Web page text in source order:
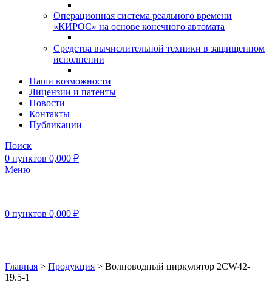
Операционная система реального времени
«КИРОС» на основе конечного автомата
Средства вычислительной техники в защищенном
исполнении
Наши возможности
Лицензии и патенты
Новости
Контакты
Публикации
Поиск
0 пунктов 0,000 ₽
Меню
0 пунктов 0,000 ₽
Главная > Продукция > Волноводный циркулятор 2CW42-
19.5-1